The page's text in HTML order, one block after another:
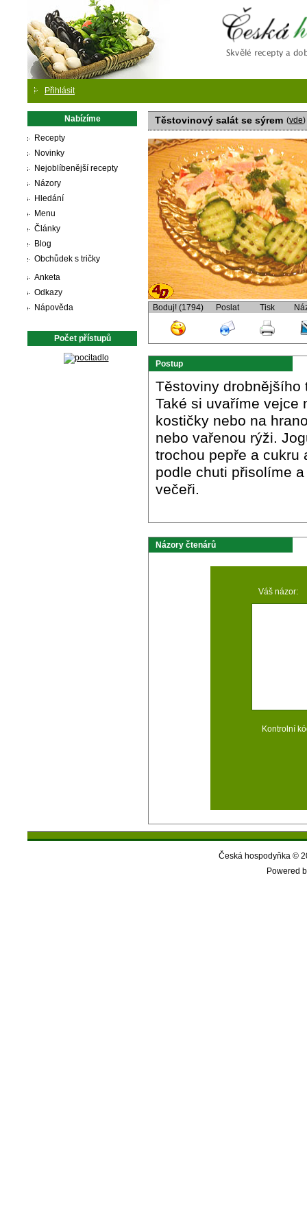
Přihlásit
Nabízíme
Recepty
Novinky
Nejoblíbenější recepty
Názory
Hledání
Menu
Články
Blog
Obchůdek s tričky
Anketa
Odkazy
Nápověda
Počet přístupů
Těstovinový salát se sýrem (vde)
Boduj! (1794) Poslat Tisk
Postup
Těstoviny drobnějšího
Také si uvaříme vejce
kostičky nebo na
nebo vařenou rýži.
trochou pepře a cukru
podle chuti přisolíme
večeři.
Názory čtenárů
Váš názor:
Kontrolní
Česká hospodyňka ©
Powered